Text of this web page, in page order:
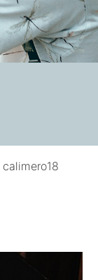
calimero18